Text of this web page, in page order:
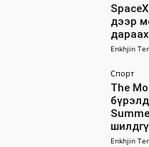
дээр
Enkhjin
Спорт
The
Enkhjin